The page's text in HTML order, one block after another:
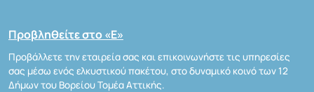
Προβληθείτε στο «Ε»
Προβάλλετε την εταιρεία σας και επικοινωνήστε τις υπηρεσίες
σας μέσω ενός ελκυστικού πακέτου, στο δυναμικό κοινό των 12
Δήμων του Βορείου Τομέα Αττικής.